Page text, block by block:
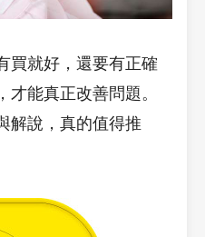
買就好，還要有正確
能真正改善問題。
解說，真的值得推